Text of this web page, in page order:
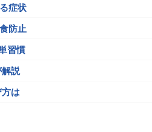
症状
防止
習慣
説
は